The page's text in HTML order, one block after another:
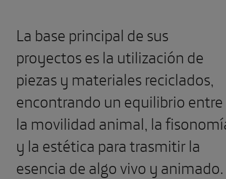
La base principal de sus
proyectos es la utilización de
piezas y materiales reciclados,
encontrando un equilibrio entre
la movilidad animal, la
y la estética para trasmitir la
esencia de algo vivo y animado.